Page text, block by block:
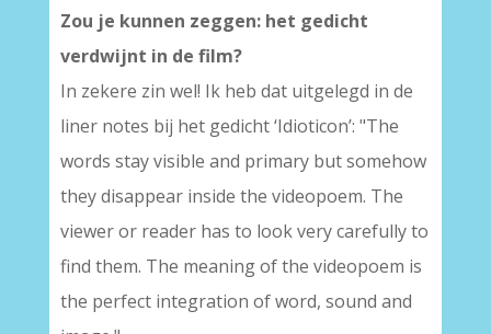
Zou je kunnen zeggen: het gedicht
verdwijnt in de film?
In zekere zin wel! Ik heb dat uitgelegd in de
liner notes bij het gedicht ‘Idioticon’: "The
words stay visible and primary but somehow
they disappear inside the videopoem. The
viewer or reader has to look very carefully to
find them. The meaning of the videopoem is
the perfect integration of word, sound and